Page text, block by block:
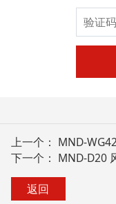
上一个： MND-
下一个： MND-D20
返回